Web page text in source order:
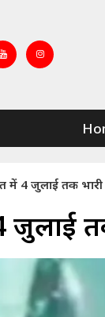
में 4 जुलाई तक
जुलाई